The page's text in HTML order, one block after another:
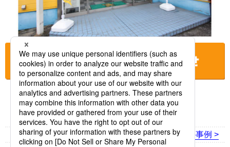
お店に電話をする
< 前の事例 次の事例 >